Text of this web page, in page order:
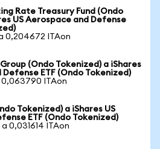
Rate Treasury Fund (Ondo
US Aerospace and Defense
0,204672 ITAon
(Ondo Tokenized) a iShares
Defense ETF (Ondo Tokenized)
0,063790 ITAon
Tokenized) a iShares US
ETF (Ondo Tokenized)
0,031614 ITAon